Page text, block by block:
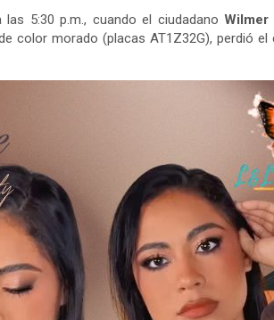
las 5:30 p.m., cuando el ciudadanoWilmer
color morado (placas AT1Z32G), perdió el